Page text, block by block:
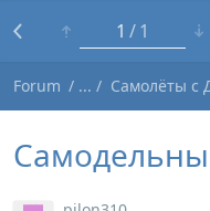
1 1
Forum Самолёты с